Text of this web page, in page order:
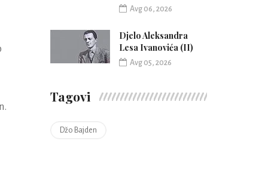
Avg 06, 2026
Djelo Aleksandra
Lesa Ivanovića (II)
Avg 05, 2026
Tagovi
Džo Bajden